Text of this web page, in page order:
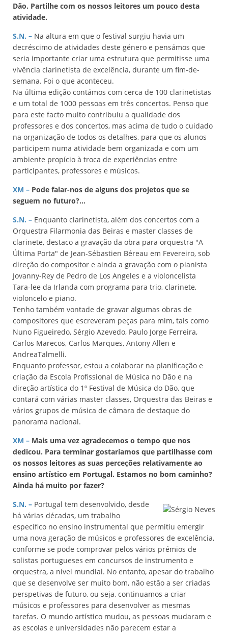
Dão. Partilhe com os nossos leitores um pouco desta
atividade.
S.N. – Na altura em que o festival surgiu havia um
decréscimo de atividades deste género e pensámos que
seria importante criar uma estrutura que permitisse uma
vivência clarinetista de excelência, durante um fim-de-
semana. Foi o que aconteceu.
Na última edição contámos com cerca de 100 clarinetistas
e um total de 1000 pessoas em três concertos. Penso que
para este facto muito contribuiu a qualidade dos
professores e dos concertos, mas acima de tudo o cuidado
na organização de todos os detalhes, para que os alunos
participem numa atividade bem organizada e com um
ambiente propício à troca de experiências entre
participantes, professores e músicos.
XM – Pode falar-nos de alguns dos projetos que se
seguem no futuro?...
S.N. – Enquanto clarinetista, além dos concertos com a
Orquestra Filarmonia das Beiras e master classes de
clarinete, destaco a gravação da obra para orquestra "A
Última Porta" de Jean-Sébastien Béreau em Fevereiro, sob
direção do compositor e ainda a gravação com o pianista
Jovanny-Rey de Pedro de Los Angeles e a violoncelista
Tara-lee da Irlanda com programa para trio, clarinete,
violoncelo e piano.
Tenho também vontade de gravar algumas obras de
compositores que escreveram peças para mim, tais como
Nuno Figueiredo, Sérgio Azevedo, Paulo Jorge Ferreira,
Carlos Marecos, Carlos Marques, Antony Allen e
AndreaTalmelli.
Enquanto professor, estou a colaborar na planificação e
criação da Escola Profissional de Música no Dão e na
direção artística do 1º Festival de Música do Dão, que
contará com várias master classes, Orquestra das Beiras e
vários grupos de música de câmara de destaque do
panorama nacional.
XM – Mais uma vez agradecemos o tempo que nos
dedicou. Para terminar gostaríamos que partilhasse com
os nossos leitores as suas perceções relativamente ao
ensino artístico em Portugal. Estamos no bom caminho?
Ainda há muito por fazer?
S.N. – Portugal tem desenvolvido, desde
há várias décadas, um trabalho
específico no ensino instrumental que permitiu emergir
uma nova geração de músicos e professores de excelência,
conforme se pode comprovar pelos vários prémios de
solistas portugueses em concursos de instrumento e
orquestra, a nível mundial. No entanto, apesar do trabalho
que se desenvolve ser muito bom, não estão a ser criadas
perspetivas de futuro, ou seja, continuamos a criar
músicos e professores para desenvolver as mesmas
tarefas. O mundo artístico mudou, as pessoas mudaram e
as escolas e universidades não parecem estar a